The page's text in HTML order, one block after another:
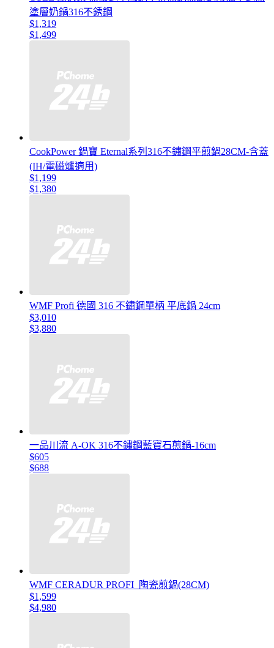
塗層奶鍋316不銹鋼
$1,319
$1,499
CookPower 鍋寶 Eternal系列316不鏽鋼平煎鍋28CM-含蓋
(IH/電磁爐適用)
$1,199
$1,380
WMF Profi 德國 316 不鏽鋼單柄 平底鍋 24cm
$3,010
$3,880
一品川流 A-OK 316不鏽鋼藍寶石煎鍋-16cm
$605
$688
WMF CERADUR PROFI 陶瓷煎鍋(28CM)
$1,599
$4,980